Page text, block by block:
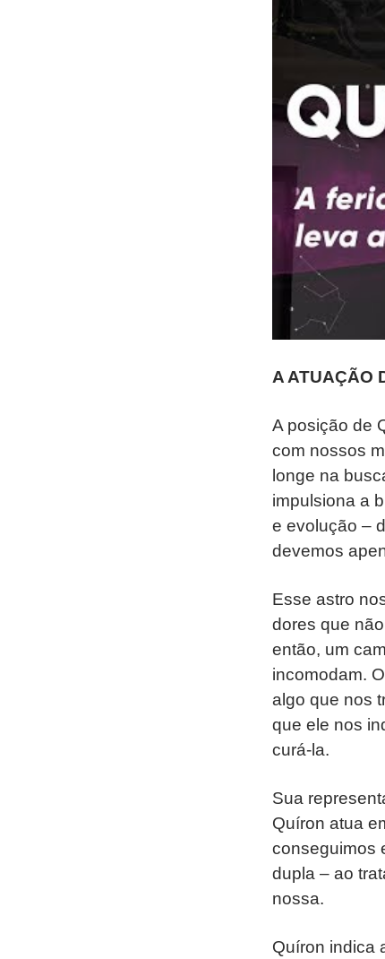
A ATUAÇÃO
A posição de
com nossos
longe na
impulsiona a
e evolução –
devemos
Esse astro
dores que
então, um
incomodam.
algo que nos
que ele nos
curá-la.
Sua
Quíron atua
conseguimos
dupla – ao
nossa.
Quíron indica